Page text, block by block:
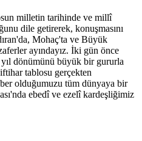
milletin tarihinde ve millî
dile getirerek, konuşmasını
Mohaç'ta ve Büyük
ayındayız. İki gün önce
dönümünü büyük bir gururla
tablosu gerçekten
olduğumuzu tüm dünyaya bir
ebedî ve ezelî kardeşliğimiz